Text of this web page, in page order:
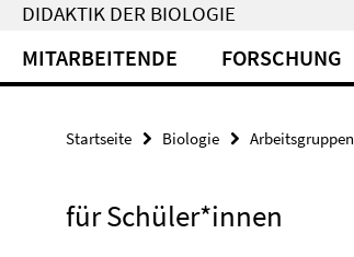
DIDAKTIK DER BIOLOGIE
MITARBEITENDE FORSCHUNG
Startseite Biologie Arbeitsgruppen
für Schüler*innen